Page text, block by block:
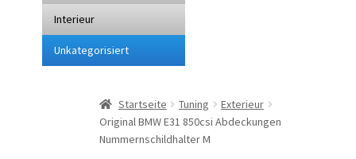
Startseite
Suchbegriffe
Interieur
Unkategorisiert
Startseite Tuning
Exterieur
Original BMW E31 850csi Abdeckungen
Nummernschildhalter M